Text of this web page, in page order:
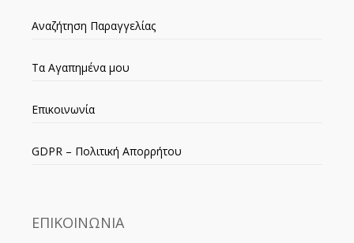
Αναζήτηση Παραγγελίας
Τα Αγαπημένα μου
Επικοινωνία
GDPR – Πολιτική Απορρήτου
ΕΠΙΚΟΙΝΩΝΙΑ